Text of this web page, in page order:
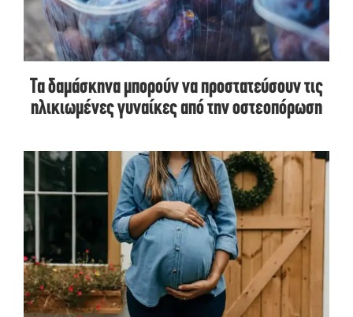
Τα δαμάσκηνα μπορούν να προστατεύσουν τις
ηλικιωμένες γυναίκες από την οστεοπόρωση